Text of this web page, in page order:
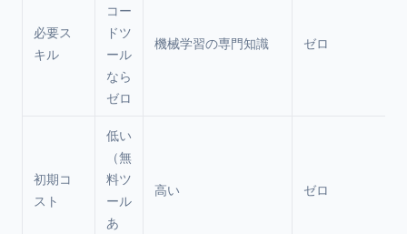
必要ス
キル
コー
ドツ
ール
なら
ゼロ
機械学習の専門知識 ゼロ
初期コ
スト
低い
（無
料ツ
ール
あ
高い ゼロ